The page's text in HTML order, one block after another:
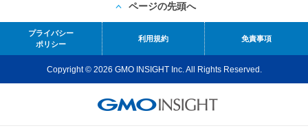
ページの先頭へ
プライバシー
ポリシー
利用規約 免責事項
Copyright © 2026 GMO INSIGHT Inc. All Rights Reserved.